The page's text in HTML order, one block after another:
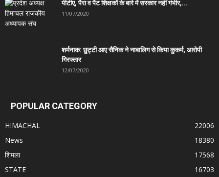
पीटीए, पैरा व पैट शिक्षकों के बारे में सरकार नहीं गंभीर,...
11/07/2020
शर्मनाक: छुट्टी आए सैनिक ने नाबालिग से किया कुकर्म, आरोपी
गिरफ्तार
12/07/2020
POPULAR CATEGORY
HIMACHAL
22006
News
18380
शिमला
17568
STATE
16703